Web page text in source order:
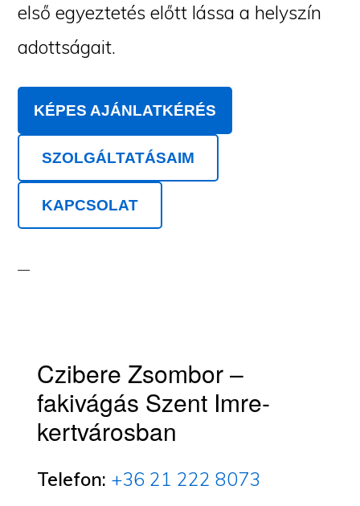
első egyeztetés előtt lássa a helyszín
adottságait.
KÉPES AJÁNLATKÉRÉS
SZOLGÁLTATÁSAIM
KAPCSOLAT
Czibere Zsombor –
fakivágás Szent Imre-
kertvárosban
Telefon: +36 21 222 8073